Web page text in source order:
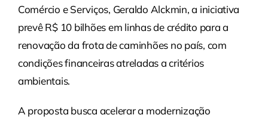
Comércio e Serviços, Geraldo Alckmin, a iniciativa
prevê R$ 10 bilhões em linhas de crédito para a
renovação da frota de caminhões no país, com
condições financeiras atreladas a critérios
ambientais.
A proposta busca acelerar a modernização